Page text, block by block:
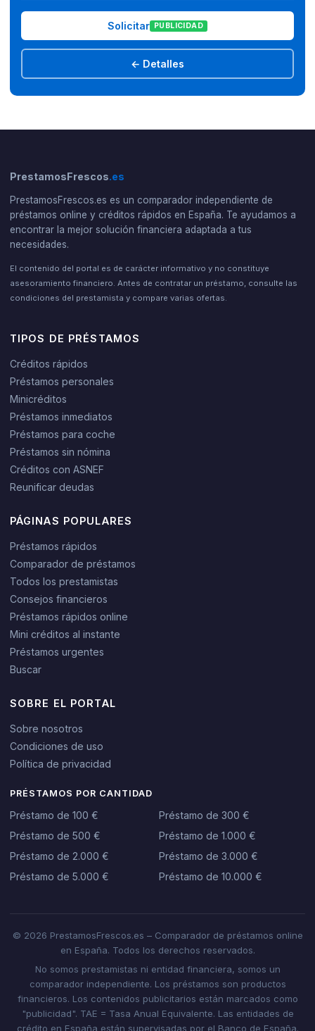
Solicitar PUBLICIDAD
← Detalles
PrestamosFrescos.es
PrestamosFrescos.es es un comparador independiente de
préstamos online y créditos rápidos en España. Te ayudamos a
encontrar la mejor solución financiera adaptada a tus
necesidades.
El contenido del portal es de carácter informativo y no constituye
asesoramiento financiero. Antes de contratar un préstamo, consulte las
condiciones del prestamista y compare varias ofertas.
TIPOS DE PRÉSTAMOS
Créditos rápidos
Préstamos personales
Minicréditos
Préstamos inmediatos
Préstamos para coche
Préstamos sin nómina
Créditos con ASNEF
Reunificar deudas
PÁGINAS POPULARES
Préstamos rápidos
Comparador de préstamos
Todos los prestamistas
Consejos financieros
Préstamos rápidos online
Mini créditos al instante
Préstamos urgentes
Buscar
SOBRE EL PORTAL
Sobre nosotros
Condiciones de uso
Política de privacidad
PRÉSTAMOS POR CANTIDAD
Préstamo de 100 €
Préstamo de 300 €
Préstamo de 500 €
Préstamo de 1.000 €
Préstamo de 2.000 €
Préstamo de 3.000 €
Préstamo de 5.000 €
Préstamo de 10.000 €
© 2026 PrestamosFrescos.es – Comparador de préstamos online
en España. Todos los derechos reservados.
No somos prestamistas ni entidad financiera, somos un
comparador independiente. Los préstamos son productos
financieros. Los contenidos publicitarios están marcados como
"publicidad". TAE = Tasa Anual Equivalente. Las entidades de
crédito en España están supervisadas por el Banco de España.